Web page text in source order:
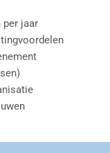
per jaar